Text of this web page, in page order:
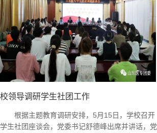
校领导调研学生社团工作
根据主题教育调研安排，5月15日，学校召开
学生社团座谈会，党委书记舒德峰出席并讲话，党